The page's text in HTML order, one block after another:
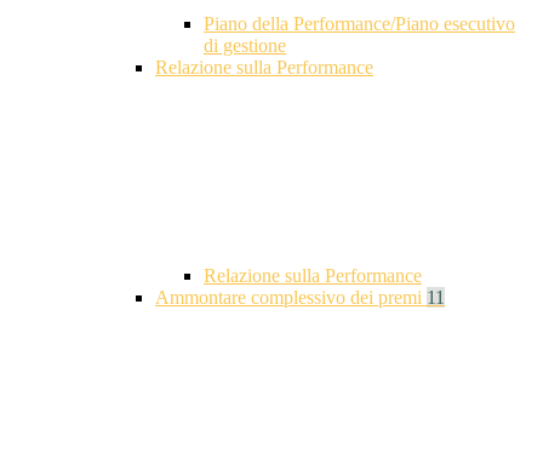
Piano della Performance/Piano esecutivo
di gestione
Relazione sulla Performance
Relazione sulla Performance
Ammontare complessivo dei premi 11